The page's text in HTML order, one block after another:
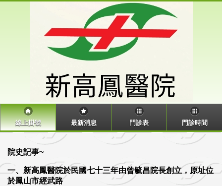
線上掛號 最新消息 門診表 門診時間
院史記事~
一、新高鳳醫院於民國七十三年由曾毓昌院長創立，原址位
於鳳山市經武路